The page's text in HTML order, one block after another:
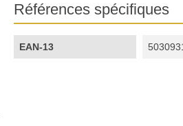
Références spécifiques
EAN-13